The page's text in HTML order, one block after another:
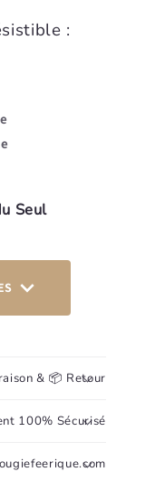
:
Seul
& 📦 Retour
100% Sécurisé